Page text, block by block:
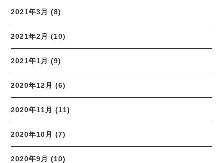
2021年3月 (8)
2021年2月 (10)
2021年1月 (9)
2020年12月 (6)
2020年11月 (11)
2020年10月 (7)
2020年9月 (10)